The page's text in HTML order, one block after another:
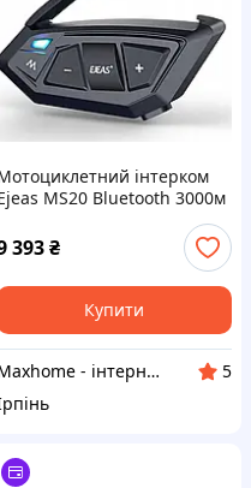
інтерком
MS20 Bluetooth 3000м
393₴
Купити
Maxhome - інтернет магазин
5